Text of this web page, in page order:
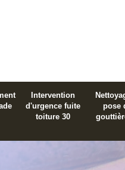
Intervention
d'urgence fuite
toiture 30
pose